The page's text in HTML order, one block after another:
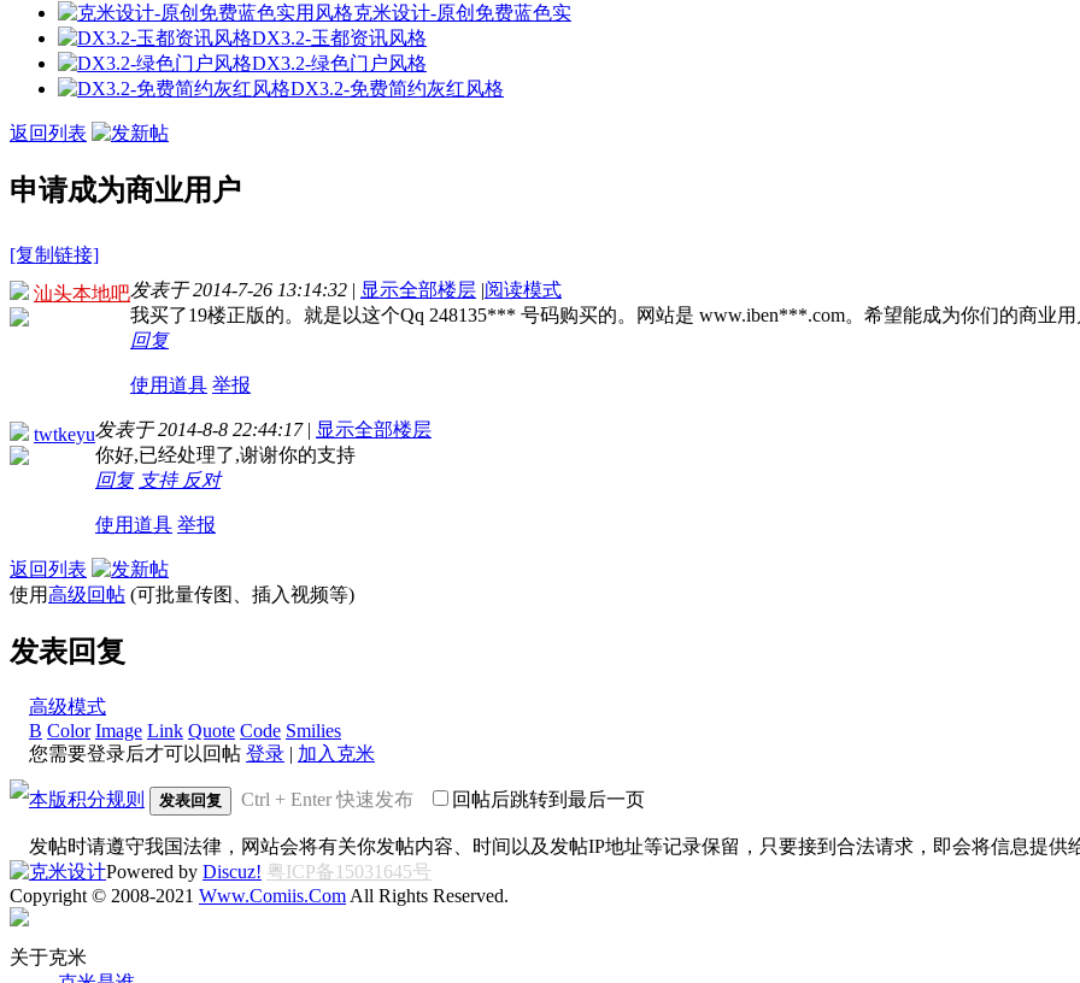
克米设计-原创免费蓝色实
DX3.2-玉都资讯风格
DX3.2-绿色门户风格
DX3.2-免费简约灰红风格
返回列表
申请成为商业用户
[复制链接]
汕头本地吧发表于 2014-7-26 13:14:32 | 显示全部楼层 |阅读模式
我买了19楼正版的。就是以这个Qq 248135*** 号码购买的。网站是 www.iben***.com。希望能成为你们的商业用
回复
使用道具 举报
twtkeyu发表于 2014-8-8 22:44:17 | 显示全部楼层
你好,已经处理了,谢谢你的支持
回复 支持 反对
使用道具 举报
返回列表
使用高级回帖 (可批量传图、插入视频等)
发表回复
高级模式
B Color Image Link Quote Code Smilies
您需要登录后才可以回帖 登录 | 加入克米
本版积分规则 发表回复 Ctrl + Enter 快速发布 回帖后跳转到最后一页
发帖时请遵守我国法律，网站会将有关你发帖内容、时间以及发帖IP地址等记录保留，只要接到合法请求，即会将信息提供
Powered by Discuz! 粤ICP备15031645号
Copyright © 2008-2021 Www.Comiis.Com All Rights Reserved.
关于克米